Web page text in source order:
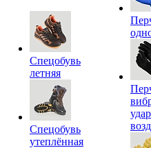
Спецобувь
летняя
Спецобувь
утеплённая